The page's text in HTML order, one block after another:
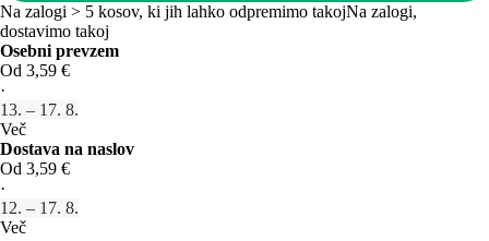
Na zalogi > 5 kosov, ki jih lahko odpremimo takojNa zalogi,
dostavimo takoj
Osebni prevzem
Od 3,59 €
·
13. – 17. 8.
Več
Dostava na naslov
Od 3,59 €
·
12. – 17. 8.
Več